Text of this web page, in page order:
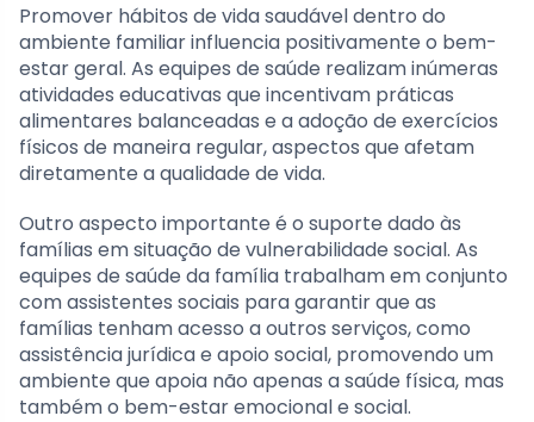
Promover hábitos de vida saudável dentro do
ambiente familiar influencia positivamente o bem-
estar geral. As equipes de saúde realizam inúmeras
atividades educativas que incentivam práticas
alimentares balanceadas e a adoção de exercícios
físicos de maneira regular, aspectos que afetam
diretamente a qualidade de vida.
Outro aspecto importante é o suporte dado às
famílias em situação de vulnerabilidade social. As
equipes de saúde da família trabalham em conjunto
com assistentes sociais para garantir que as
famílias tenham acesso a outros serviços, como
assistência jurídica e apoio social, promovendo um
ambiente que apoia não apenas a saúde física, mas
também o bem-estar emocional e social.